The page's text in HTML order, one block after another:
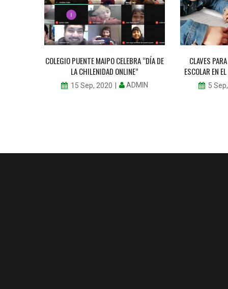
COLEGIO PUENTE MAIPO CELEBRA “DÍA DE
LA CHILENIDAD ONLINE”
15 Sep, 2020 ADMIN
CLAVES
ESCOLAR EN
5